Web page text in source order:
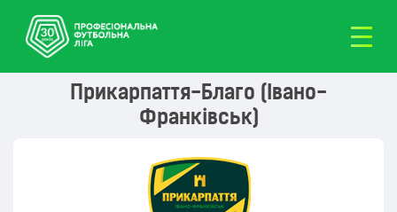
Прикарпаття-Благо (Івано-
Франківськ)